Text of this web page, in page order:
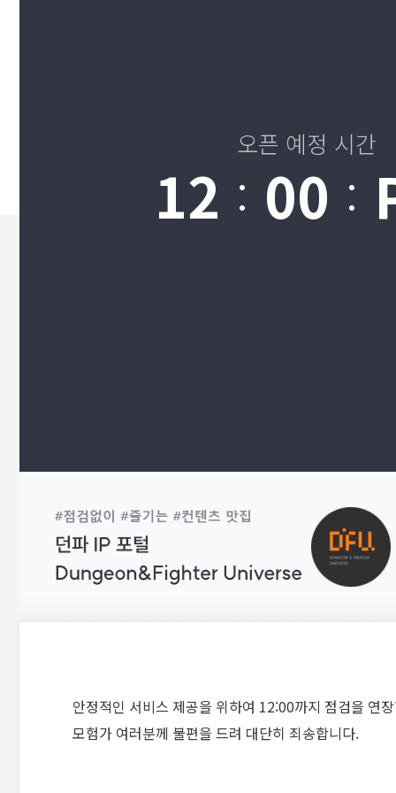
오픈 예정 시간
12 00
안정적인 서비스 제공을 위하여 12:00까지 점검을 연
모험가 여러분께 불편을 드려 대단히 죄송합니다.